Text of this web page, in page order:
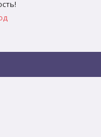
!